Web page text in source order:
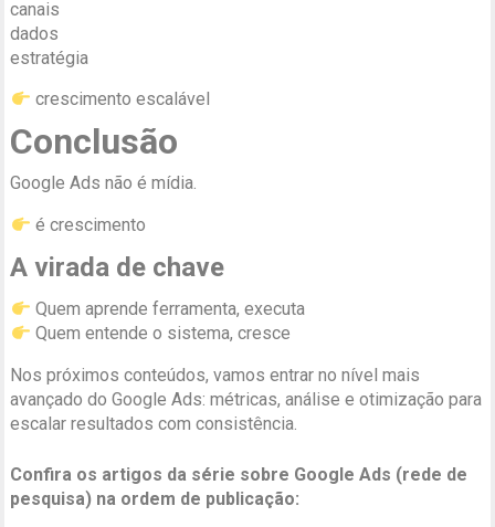
canais
dados
estratégia
crescimento escalável
Conclusão
Google Ads não é mídia.
é crescimento
A virada de chave
Quem aprende ferramenta, executa
Quem entende o sistema, cresce
Nos próximos conteúdos, vamos entrar no nível mais
avançado do Google Ads: métricas, análise e otimização para
escalar resultados com consistência.
Confira os artigos da série sobre Google Ads (rede de
pesquisa) na ordem de publicação: